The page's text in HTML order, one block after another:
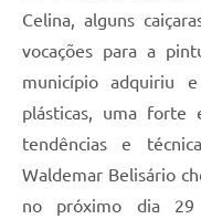
Celina, alguns
vocações para a
município adquiriu
plásticas, uma forte
tendências e
Waldemar Belisário
no próximo dia